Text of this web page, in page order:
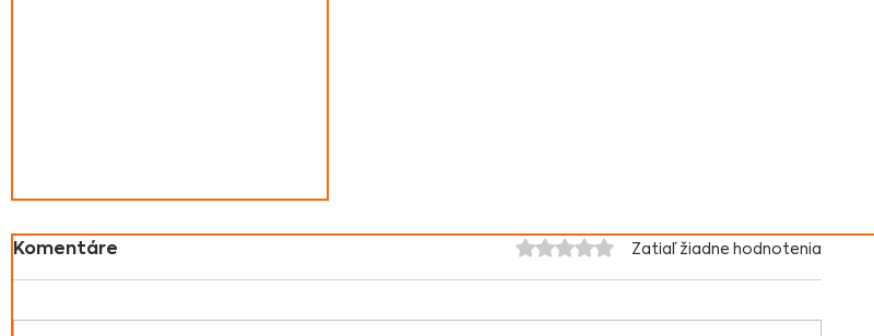
Komentáre Hodnotenie 0 z 5 hviezdičiek.
Zatiaľ žiadne hodnotenia